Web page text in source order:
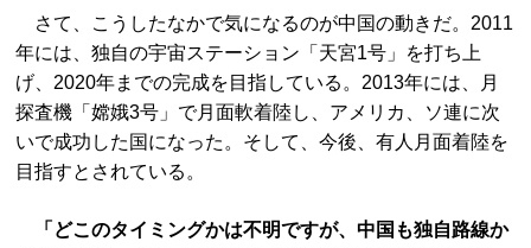
さて、こうしたなかで気になるのが中国の動きだ。2011
年には、独自の宇宙ステーション「天宮1号」を打ち上
げ、2020年までの完成を目指している。2013年には、月
探査機「嫦娥3号」で月面軟着陸し、アメリカ、ソ連に次
いで成功した国になった。そして、今後、有人月面着陸を
目指すとされている。
「どこのタイミングかは不明ですが、中国も独自路線か